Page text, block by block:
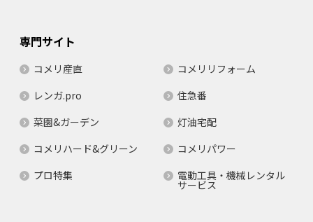
専門サイト
コメリ産直
コメリリフォーム
レンガ.pro
住急番
菜園&ガーデン
灯油宅配
コメリハード&グリーン
コメリパワー
プロ特集
電動工具・機械レンタル
サービス